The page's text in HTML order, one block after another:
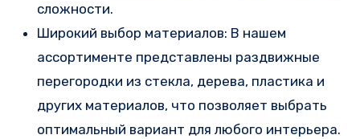
сложности.
Широкий выбор материалов: В нашем
ассортименте представлены раздвижные
перегородки из стекла, дерева, пластика и
других материалов, что позволяет выбрать
оптимальный вариант для любого интерьера.